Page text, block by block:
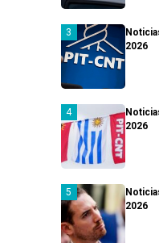
2026
2026
2026